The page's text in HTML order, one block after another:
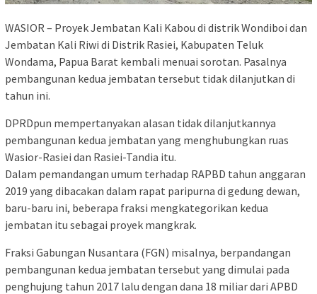
WASIOR – Proyek Jembatan Kali Kabou di distrik Wondiboi dan
Jembatan Kali Riwi di Distrik Rasiei, Kabupaten Teluk
Wondama, Papua Barat kembali menuai sorotan. Pasalnya
pembangunan kedua jembatan tersebut tidak dilanjutkan di
tahun ini.
DPRDpun mempertanyakan alasan tidak dilanjutkannya
pembangunan kedua jembatan yang menghubungkan ruas
Wasior-Rasiei dan Rasiei-Tandia itu.
Dalam pemandangan umum terhadap RAPBD tahun anggaran
2019 yang dibacakan dalam rapat paripurna di gedung dewan,
baru-baru ini, beberapa fraksi mengkategorikan kedua
jembatan itu sebagai proyek mangkrak.
Fraksi Gabungan Nusantara (FGN) misalnya, berpandangan
pembangunan kedua jembatan tersebut yang dimulai pada
penghujung tahun 2017 lalu dengan dana 18 miliar dari APBD